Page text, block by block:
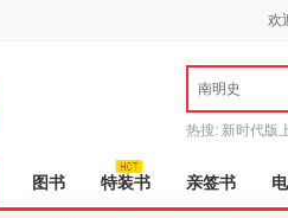
欢
南明史
热搜: 新时代版
图书 特装书 亲签书